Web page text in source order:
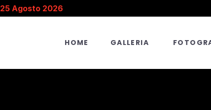
25 Agosto 2026
HOME GALLERIA